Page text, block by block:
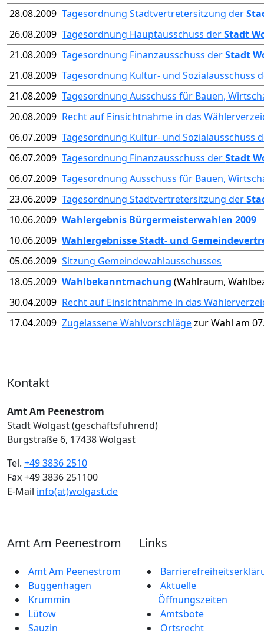
28.08.2009 Tagesordnung Stadtvertretersitzung der
26.08.2009 Tagesordnung Hauptausschuss derStadt
21.08.2009 Tagesordnung Finanzausschuss derStadt
21.08.2009 Tagesordnung Kultur- und Sozialausschuss
21.08.2009 Tagesordnung Ausschuss für Bauen,
20.08.2009 Recht auf Einsichtnahme in das
06.07.2009 Tagesordnung Kultur- und Sozialausschuss
06.07.2009 Tagesordnung Finanzausschuss derStadt
06.07.2009 Tagesordnung Ausschuss für Bauen,
23.06.2009 Tagesordnung Stadtvertretersitzung der
10.06.2009 Wahlergebnis Bürgermeisterwahlen 2009
10.06.2009 Wahlergebnisse Stadt- und
05.06.2009 Sitzung Gemeindewahlausschusses
18.05.2009 Wahlbekanntmachung (Wahlraum,
30.04.2009 Recht auf Einsichtnahme in das
17.04.2009 Zugelassene Wahlvorschlägezur Wahl am
Kontakt
Amt Am Peenestrom
Stadt Wolgast (geschäftsführend)
Burgstraße 6, 17438 Wolgast
Tel. +49 3836 2510
Fax +49 3836 251100
E-Mail info(at)wolgast.de
Amt Am Peenestrom
Amt Am Peenestrom
Buggenhagen
Krummin
Lütow
Sauzin
Links
Aktuelle
Öffnungszeiten
Amtsbote
Ortsrecht